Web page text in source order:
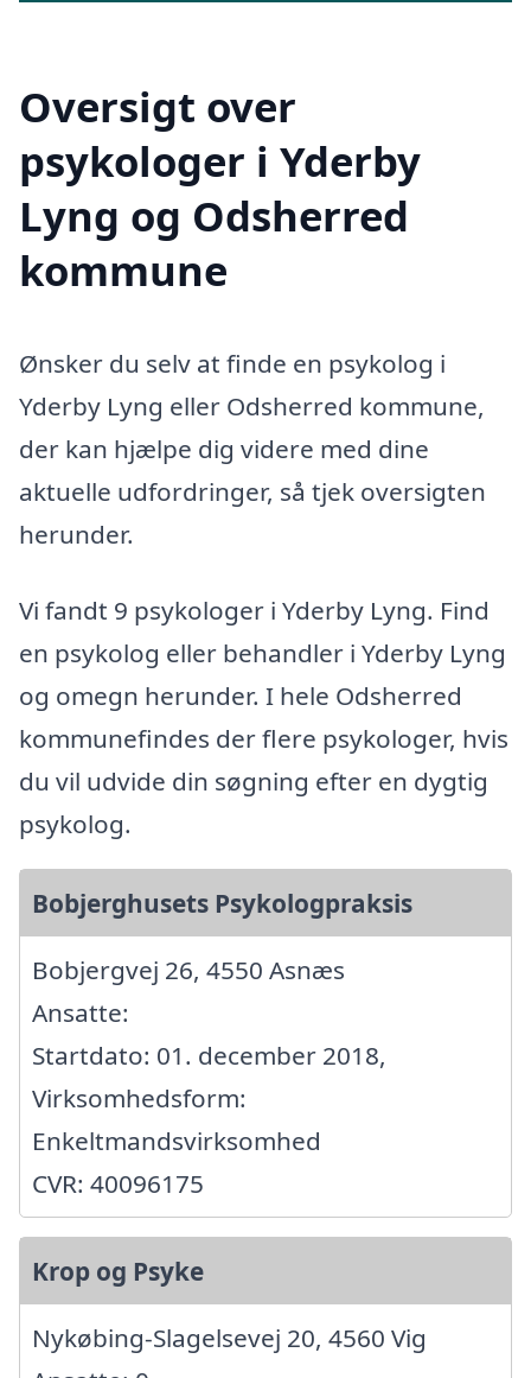
Oversigt over
psykologer i Yderby
Lyng og Odsherred
kommune
Ønsker du selv at finde en psykolog i
Yderby Lyng eller Odsherred kommune,
der kan hjælpe dig videre med dine
aktuelle udfordringer, så tjek oversigten
herunder.
Vi fandt 9 psykologer i Yderby Lyng. Find
en psykolog eller behandler i Yderby Lyng
og omegn herunder. I hele Odsherred
kommunefindes der flere psykologer, hvis
du vil udvide din søgning efter en dygtig
psykolog.
Bobjerghusets Psykologpraksis
Bobjergvej 26, 4550 Asnæs
Ansatte:
Startdato: 01. december 2018,
Virksomhedsform:
Enkeltmandsvirksomhed
CVR: 40096175
Krop og Psyke
Nykøbing-Slagelsevej 20, 4560 Vig